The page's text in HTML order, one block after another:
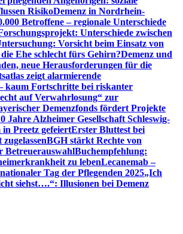
RisikoDemenz in Nordrhein-
Betroffene – regionale Unterschiede
Unterschiede zwischen
Vorsicht beim Einsatz von
Ehe schlecht fürs Gehirn?Demenz und
neue Herausforderungen für die
zeigt alarmierende
kaum Fortschritte bei riskanter
auf Verwahrlosung“ zur
Demenzfonds fördert Projekte
Jahre Alzheimer Gesellschaft Schleswig-
Preetz gefeiertErster Bluttest bei
BGH stärkt Rechte von
BetreuerauswahlBuchempfehlung:
zu lebenLecanemab –
Tag der Pflegenden 2025„Ich
siehst….“: Illusionen bei Demenz